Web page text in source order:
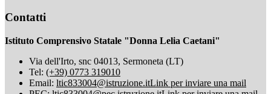
Contatti
Istituto Comprensivo Statale "Donna Lelia Caetani"
Via dell'Irto, snc 04013, Sermoneta (LT)
Tel: (+39) 0773 319010
Email: ltic833004@istruzione.itLink per inviare una mail